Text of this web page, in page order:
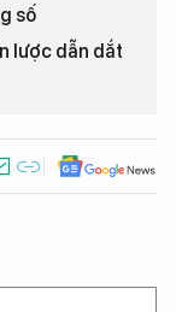
số
lược dẫn dắt